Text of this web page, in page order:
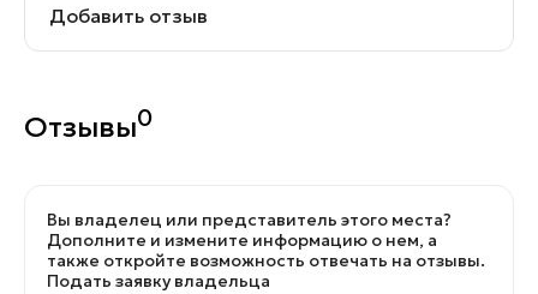
Добавить отзыв
Отзывы0
Вы владелец или представитель этого места?
Дополните и измените информацию о нем, а
также откройте возможность отвечать на отзывы.
Подать заявку владельца